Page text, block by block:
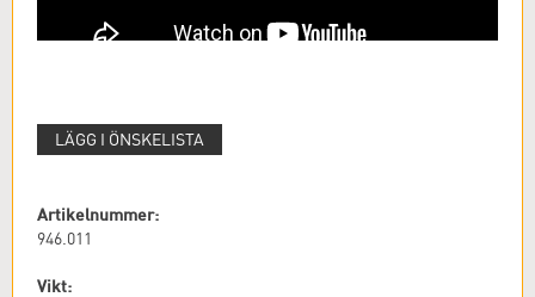
LÄGG I ÖNSKELISTA
Artikelnummer:
946.011
Vikt: